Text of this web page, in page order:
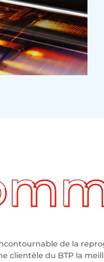
de la
clientèle du BTP la